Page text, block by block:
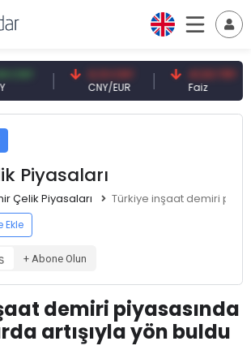
0,13 CNY
CNY/EUR
41,53 TRY
Piyasaları
Çelik Piyasaları Türkiye inşaat demiri
Ekle
+ Abone Olun
demiri piyasasında
artışıyla yön buldu